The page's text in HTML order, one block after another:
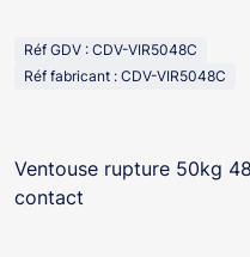
Réf GDV : CDV-VIR5048C
Réf fabricant : CDV-VIR5048C
Ventouse rupture 50kg
contact